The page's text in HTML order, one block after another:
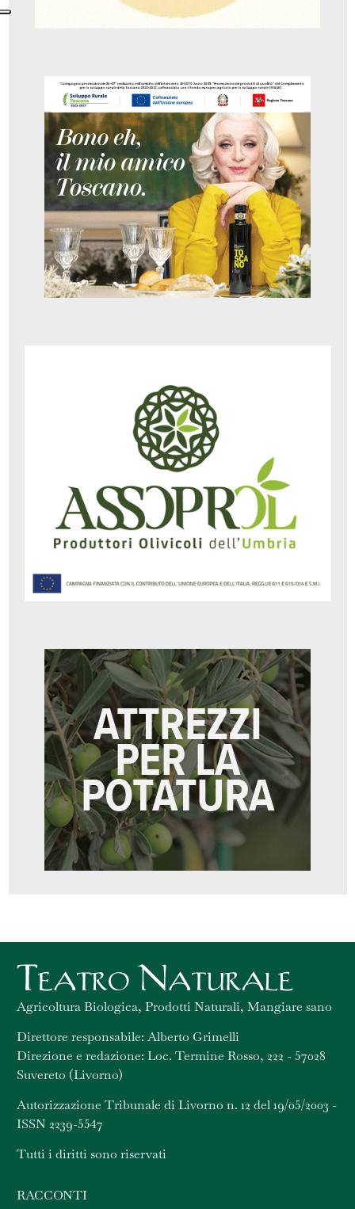
Agricoltura Biologica, Prodotti Naturali, Mangiare sano
Direttore responsabile: Alberto Grimelli
Direzione e redazione: Loc. Termine Rosso, 222 - 57028
Suvereto (Livorno)
Autorizzazione Tribunale di Livorno n. 12 del 19/05/2003 -
ISSN 2239-5547
Tutti i diritti sono riservati
RACCONTI